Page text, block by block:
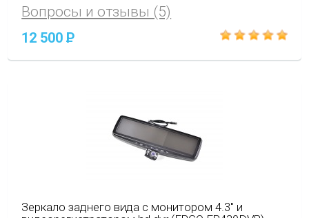
Вопросы и отзывы (5)
12 500P
Зеркало заднего вида с монитором 4.3" и